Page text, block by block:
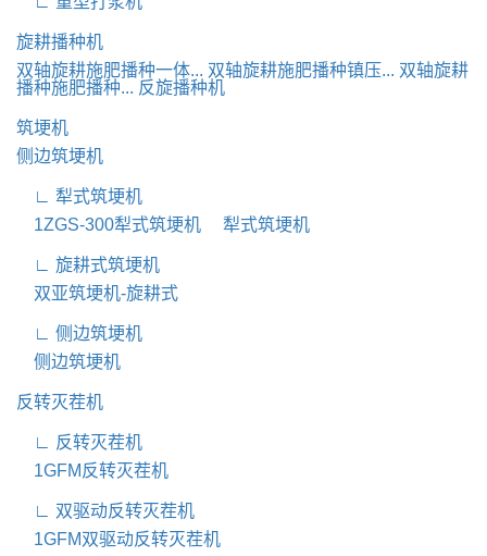
旋耕播种机
双轴旋耕施肥播种一体... 双轴旋耕施肥播种镇压... 双轴旋耕
播种施肥播种... 反旋播种机
筑埂机
侧边筑埂机
∟ 犁式筑埂机
1ZGS-300犁式筑埂机
犁式筑埂机
∟ 旋耕式筑埂机
双亚筑埂机-旋耕式
∟ 侧边筑埂机
侧边筑埂机
反转灭茬机
∟ 反转灭茬机
1GFM反转灭茬机
∟ 双驱动反转灭茬机
1GFM双驱动反转灭茬机